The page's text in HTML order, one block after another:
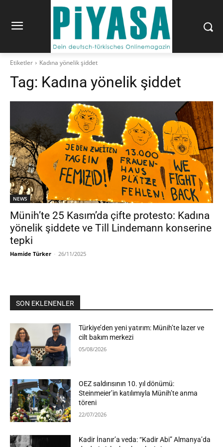
Etiketler Kadına yönelik şiddet
Tag: Kadına yönelik şiddet
NEWS
Münih’te 25 Kasım’da çifte protesto: Kadına
yönelik şiddete ve Till Lindemann konserine
tepki
Hamide Türker - 26/11/2025
SON EKLENENLER
Türkiye’den yeni yatırım: Münih’te lazer ve
cilt bakım merkezi
05/08/2026
OEZ saldırısının 10. yıl dönümü:
Steinmeier’in katılımıyla Münih’te anma
töreni
22/07/2026
Kadir İnanır’a veda: “Kadir Abi” Almanya’da